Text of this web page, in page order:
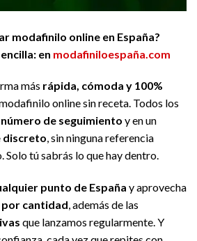
modafinilo online en España?
en modafiniloespaña.com
más rápida, cómoda y 100%
online sin receta. Todos los
número de seguimiento y en un
discreto, sin ninguna referencia
Solo tú sabrás lo que hay dentro.
punto de España y aprovecha
cantidad, además de las
que lanzamos regularmente. Y